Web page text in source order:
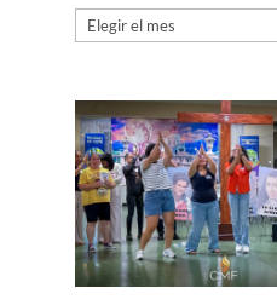
Archivo